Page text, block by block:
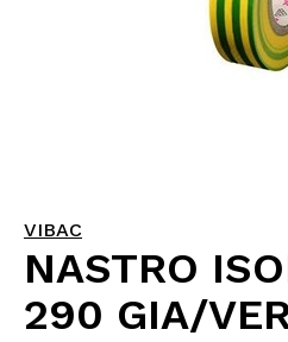
VIBAC
NASTRO
290 GIA/